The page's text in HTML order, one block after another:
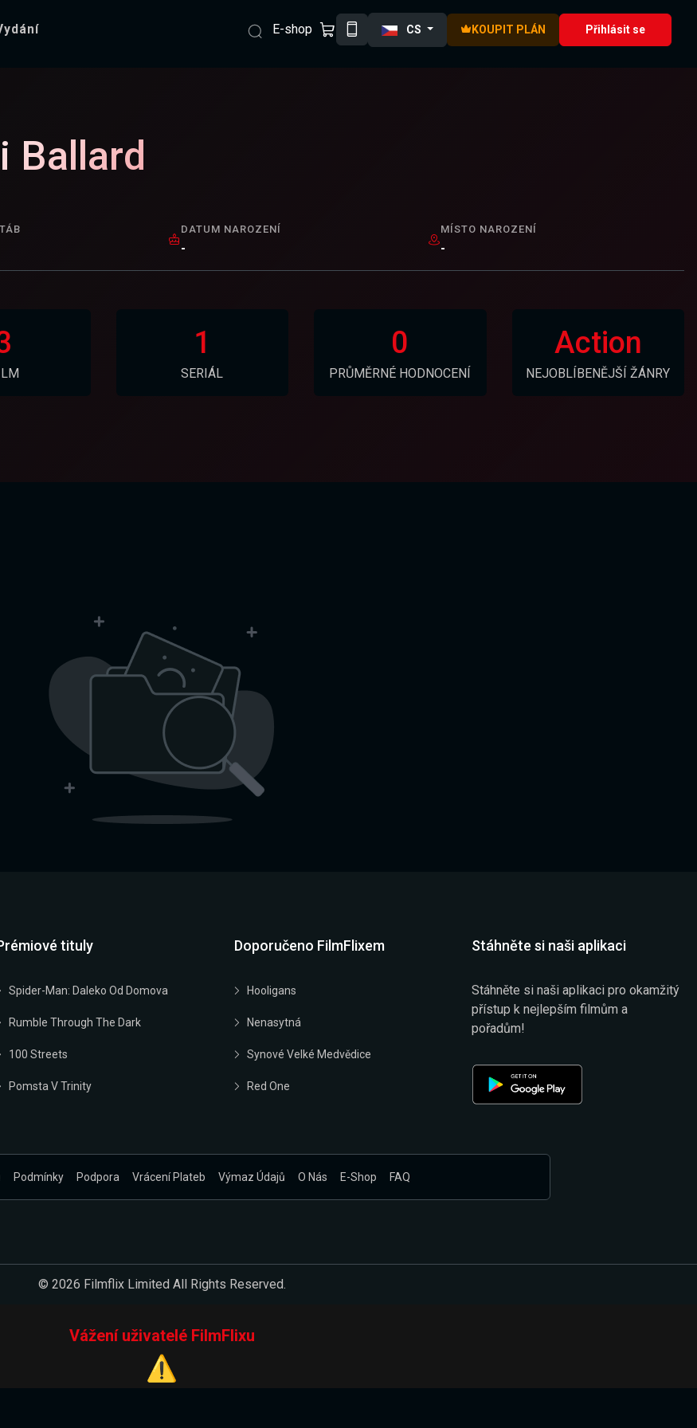
E-shop CS KOUPIT PLÁN Přihlásit se
Ballard
DATUM NAROZENÍ
-
MÍSTO NAROZENÍ
-
1
SERIÁL
0
PRŮMĚRNÉ HODNOCENÍ
Action
NEJOBLÍBENĚJŠÍ ŽÁNRY
tituly
Spider-Man: Daleko Od Domova
Rumble Through The Dark
100 Streets
Pomsta V Trinity
Doporučeno FilmFlixem
Hooligans
Nenasytná
Synové Velké Medvědice
Red One
Stáhněte si naši aplikaci
Stáhněte si naši aplikaci pro okamžitý
přístup k nejlepším filmům a
pořadům!
Podmínky Podpora Vrácení Plateb Výmaz Údajů O Nás E-Shop FAQ
© 2026 Filmflix Limited All Rights Reserved.
Vážení uživatelé FilmFlixu
⚠️